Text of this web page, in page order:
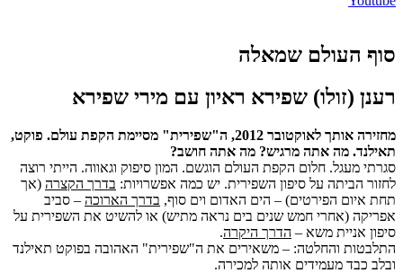
סוף העולם שמאלה
רענן (זולו) שפירא ראיון עם מירי שפירא
מחזירה אותך לאוקטובר 2012, ה"שפירית" מסיימת הקפת עולם. פוקט,
תאילנד. מה אתה מרגיש? מה אתה חושב?
סגרתי מעגל. חלום הקפת העולם הוגשם. המון סיפוק וגאווה. הייתי רוצה
לחזור הביתה על סיפון השפירית. יש כמה אפשרויות: בדרך הקצרה (אך
תחת איום הפירטים) – הים האדום וים סוף, בדרך הארוכה – סביב
אפריקה (אחרי חמש שנים בים נראה מתיש) או להשיט את השפירית על
סיפון אניית משא – הדרך היקרה.
התלבטות והחלטה: – משאירים את ה"שפירית" האהובה בפוקט תאילנד
ובלב כבד מעמידים אותה למכירה.